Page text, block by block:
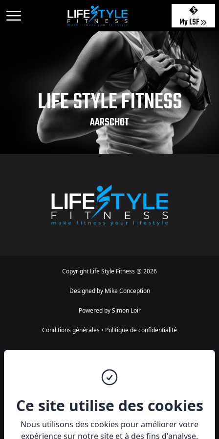
My LSF
LIFE STYLE FITNESS
AARSCHOT
Copyright Life Style Fitness @ 2026
Designed by Mike Conception
Powered by Simon Loir
Conditions générales • Politique de confidentialité
Ce site utilise des cookies
Nous utilisons des cookies pour améliorer votre
expérience sur notre site et à des fins d'analyse.